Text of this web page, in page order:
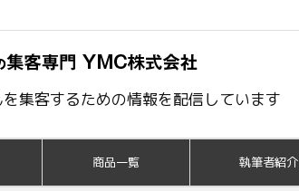
集客するための情報を配信しています
商品一覧 執筆者紹介